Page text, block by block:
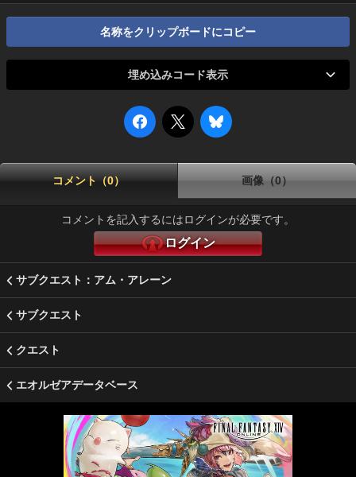
名称をクリップボードにコピー
埋め込みコード表示
コメント（0） 画像（0）
コメントを記入するにはログインが必要です。
ログイン
サブクエスト：アム・アレーン
サブクエスト
クエスト
エオルゼアデータベース